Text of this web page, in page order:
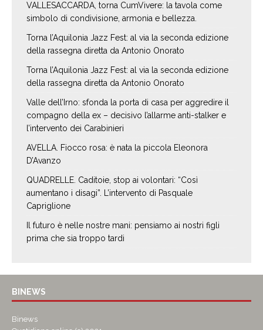
VALLESACCARDA, torna CumVivere: la tavola come
simbolo di condivisione, armonia e bellezza.
Torna l’Aquilonia Jazz Fest: al via la seconda edizione
della rassegna diretta da Antonio Onorato
Torna l’Aquilonia Jazz Fest: al via la seconda edizione
della rassegna diretta da Antonio Onorato
Valle dell’Irno: sfonda la porta di casa per aggredire il
compagno della ex – decisivo l’allarme anti-stalker e
l’intervento dei Carabinieri
AVELLA. Fiocco rosa: è nata la piccola Eleonora
D’Avanzo
QUADRELLE. Caditoie, stop ai volontari: “Così
aumentano i disagi”. L’intervento di Pasquale
Capriglione
Il futuro è nelle nostre mani: pensiamo ai nostri figli
prima che sia troppo tardi
BINEWS
Binews